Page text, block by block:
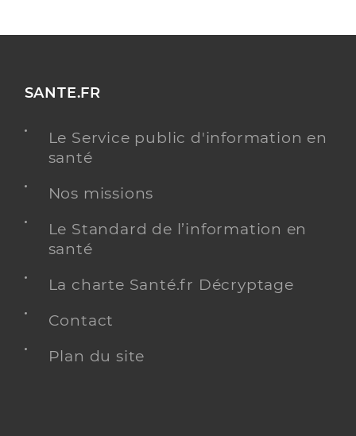
SANTE.FR
Le Service public d'information en
santé
Nos missions
Le Standard de l’information en
santé
La charte Santé.fr Décryptage
Contact
Plan du site